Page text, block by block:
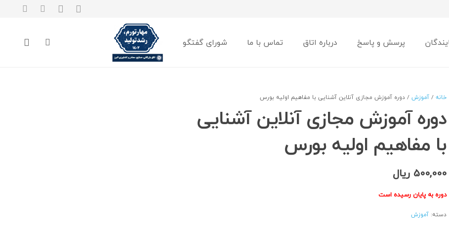
پرسش و پاسخ درباره اتاق تماس با ما شورای گفتگو
خانه /آموزش / دوره آموزش مجازی آنلاین آشنایی با مفاهیم اولیه بورس
دوره آموزش مجازی آنلاین آشنایی
با مفاهیم اولیه بورس
500,000 ریال
دوره به پایان رسیده است
دسته:آموزش